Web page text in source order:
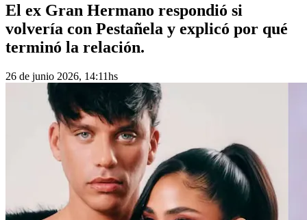
El ex Gran Hermano respondió si
volvería con Pestañela y explicó por qué
terminó la relación.
26 de junio 2026, 14:11hs